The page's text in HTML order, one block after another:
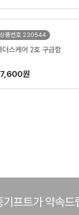
상품번호 230544
더스케어 2호 구급함
원
프트가 약속드